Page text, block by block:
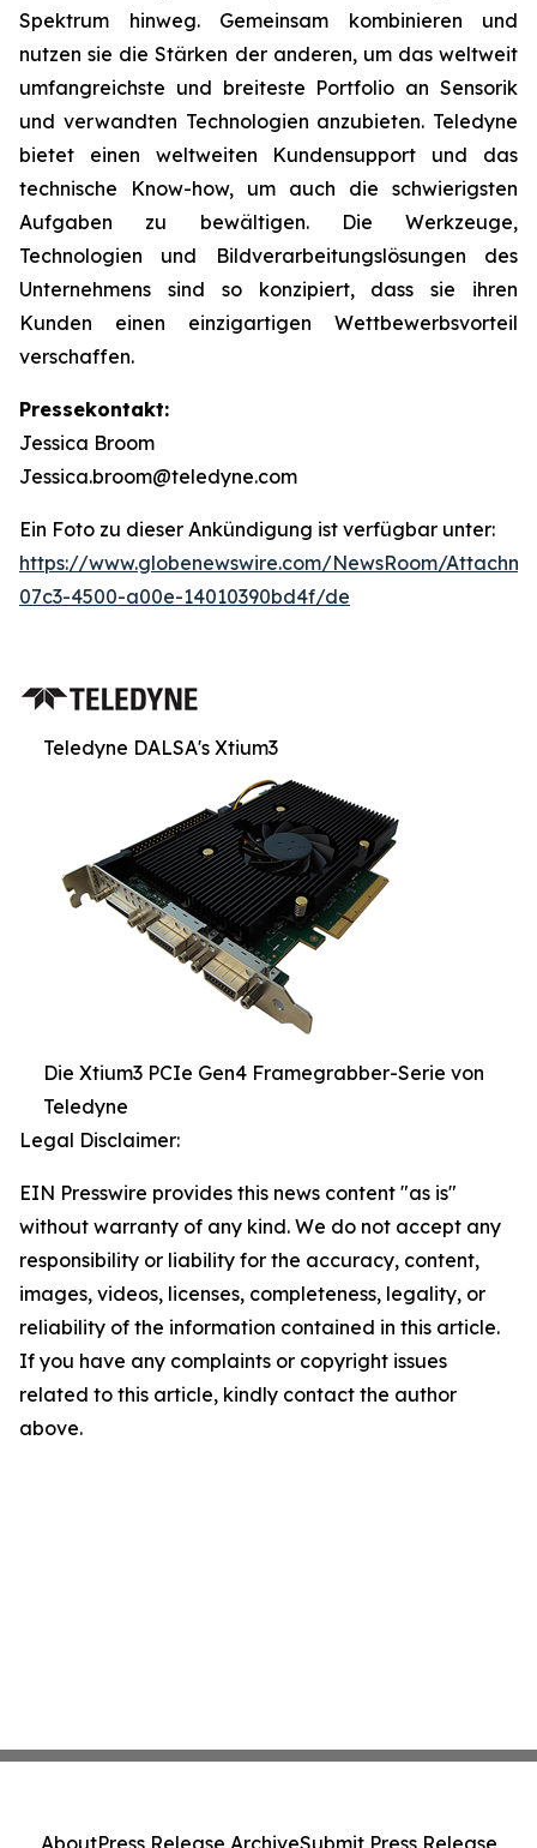
Spektrum hinweg. Gemeinsam kombinieren und
nutzen sie die Stärken der anderen, um das weltweit
umfangreichste und breiteste Portfolio an Sensorik
und verwandten Technologien anzubieten. Teledyne
bietet einen weltweiten Kundensupport und das
technische Know-how, um auch die schwierigsten
Aufgaben zu bewältigen. Die Werkzeuge,
Technologien und Bildverarbeitungslösungen des
Unternehmens sind so konzipiert, dass sie ihren
Kunden einen einzigartigen Wettbewerbsvorteil
verschaffen.
Pressekontakt:
Jessica Broom
Jessica.broom@teledyne.com
Ein Foto zu dieser Ankündigung ist verfügbar unter:
https://www.globenewswire.com/NewsRoom/
07c3-4500-a00e-14010390bd4f/de
Teledyne DALSA's Xtium3
Die Xtium3 PCIe Gen4 Framegrabber-Serie von
Teledyne
Legal Disclaimer:
EIN Presswire provides this news content "as is"
without warranty of any kind. We do not accept any
responsibility or liability for the accuracy, content,
images, videos, licenses, completeness, legality, or
reliability of the information contained in this article.
If you have any complaints or copyright issues
related to this article, kindly contact the author
above.
AboutPress Release ArchiveSubmit Press Release